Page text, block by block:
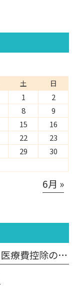
土 日
1
2
8
9
15
16
22
23
29
30
6月 »
マウスピース矯正の費用は高額？医療費控除の適用は？